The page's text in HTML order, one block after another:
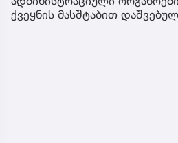
ქვეყნის მასშტაბით